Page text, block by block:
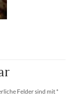
Felder sind mit*